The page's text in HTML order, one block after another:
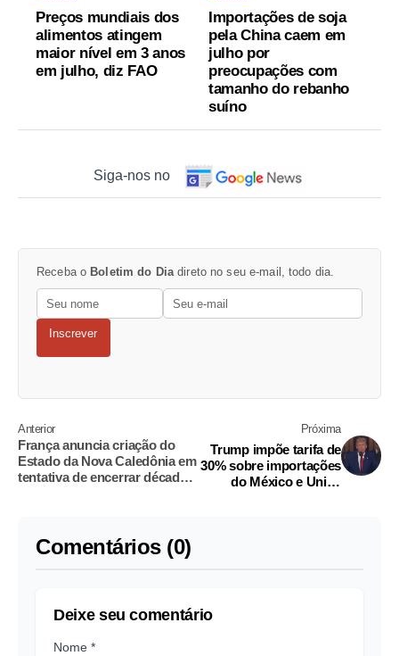
Preços mundiais dos
alimentos atingem
maior nível em 3 anos
em julho, diz FAO
Importações de soja
pela China caem em
julho por
preocupações com
tamanho do rebanho
suíno
Siga-nos no
Receba o Boletim do Dia direto no seu e-mail, todo dia.
Inscrever
Anterior
França anuncia criação do
Estado da Nova Caledônia em
tentativa de encerrar décadas
Próxima
Trump impõe tarifa de
30% sobre importações
do México e União
Comentários (0)
Deixe seu comentário
Nome *